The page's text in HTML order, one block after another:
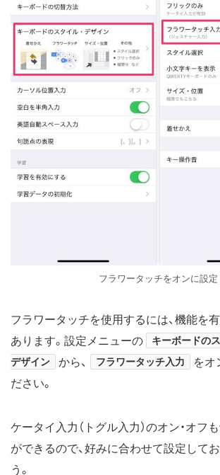
フラワータッチをオンに設定
フラワータッチを使用するには、機能を
あります。設定メニューの
キーボードのス
デザイン
から、 フラワータッチ入力
をオ
ださい。
ケータイ入力（トグル入力）のオン・オフ
ができるので、好みに合わせて設定して
う。